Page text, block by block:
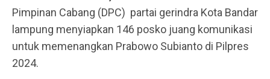
Pimpinan Cabang (DPC) partai gerindra Kota Bandar
lampung menyiapkan 146 posko juang komunikasi
untuk memenangkan Prabowo Subianto di Pilpres
2024.